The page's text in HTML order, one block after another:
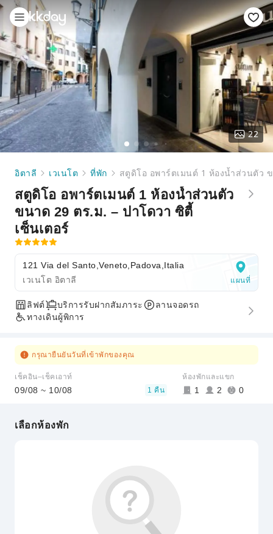
22
อิตาลี เวเนโต ที่พัก สตูดิโอ อพาร์ตเมนต์ 1 ห้องน้ำส่วนตัว
สตูดิโอ อพาร์ตเมนต์ 1 ห้องน้ำส่วนตัว
ขนาด 29 ตร.ม. – ปาโดวา ซิตี้
เซ็นเตอร์
121 Via del Santo,Veneto,Padova,Italia
เวเนโต อิตาลี
แผนที่
ลิฟต์ บริการรับฝากสัมภาระ
ลานจอดรถ
ทางเดินผู้พิการ
กรุณายืนยันวันที่เข้าพักของคุณ
เช็คอิน–เช็คเอาท์
09/08 ~ 10/08 1 คืน
ห้องพักและแขก
1 2 0
เลือกห้องพัก